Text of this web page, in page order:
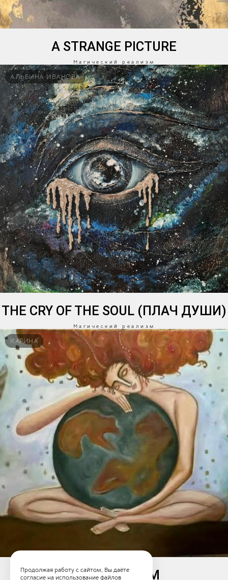
A STRANGE PICTURE
Магический реализм
АЛЬБИНА ИВАНОВА
THE CRY OF THE SOUL (ПЛАЧ ДУШИ)
Магический реализм
КАРИНА
ТЫ — ВО ВСЁМ
Продолжая работу с сайтом, Вы даёте
согласие на использование файлов